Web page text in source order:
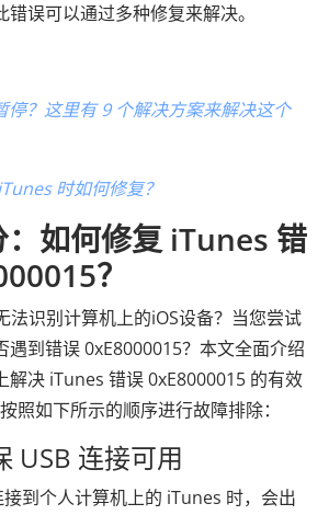
错误可以通过多种修复来解决。
停？这里有 9 个解决方案来解决这个
时如何修复？
：如何修复 iTunes 错
？
法识别计算机上的iOS设备？当您尝试
遇到错误 0xE8000015？本文全面介绍
解决 iTunes 错误 0xE8000015 的有效
照如下所示的顺序进行故障排除：
USB 连接可用
到个人计算机上的 iTunes 时，会出